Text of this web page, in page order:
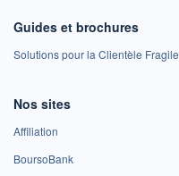
Guides et brochures
Solutions pour la Clientèle Fragile
Nos sites
Affiliation
BoursoBank